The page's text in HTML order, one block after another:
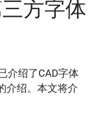
方字体
介绍了CAD字体
介绍。本文将介